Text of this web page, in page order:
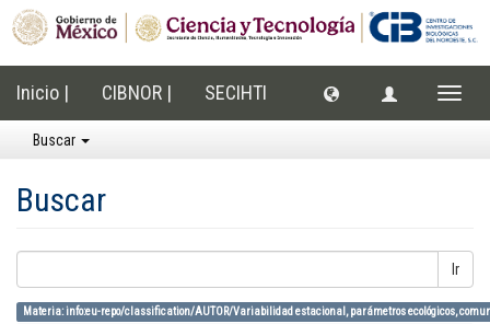
Inicio | CIBNOR | SECIHTI
Buscar
Buscar
Ir
Materia: info:eu-repo/classification/AUTOR/Variabilidad estacional, parámetros ecológicos,